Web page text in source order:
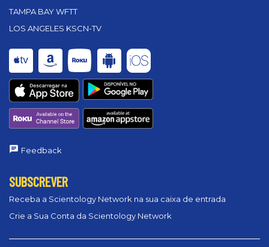
TAMPA BAY WFTT
LOS ANGELES KSCN-TV
Feedback
SUBSCREVER
Receba a Scientology Network na sua caixa de entrada
Crie a Sua Conta da Scientology Network